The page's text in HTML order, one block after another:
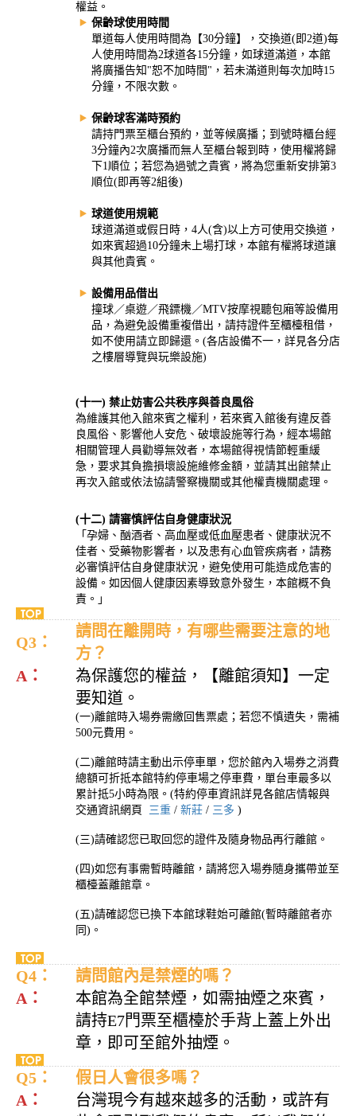
權益。
保齡球使用時間
單道每人使用時間為【30分鐘】，交換道(即2道)每
人使用時間為2球道各15分鐘，如球道滿道，本館
將廣播告知"恕不加時間"，若未滿道則每次加時15
分鐘，不限次數。
保齡球客滿時預約
請持門票至櫃台預約，並等候廣播；到號時櫃台經
3分鐘內2次廣播而無人至櫃台報到時，使用權將歸
下1順位；若您為過號之貴賓，將為您重新安排第3
順位(即再等2組後)
球道使用規範
球道滿道或假日時，4人(含)以上方可使用交換道，
如來賓超過10分鐘未上場打球，本館有權將球道讓
與其他貴賓。
設備用品借出
撞球／桌遊／飛鏢機／MTV按摩視聽包廂等設備用
品，為避免設備重複借出，請持證件至櫃檯租借，
如不使用請立即歸還。(各店設備不一，詳見各分店
之樓層導覽與玩樂設施)
(十一) 禁止妨害公共秩序與善良風俗
為維護其他入館來賓之權利，若來賓入館後有違反善
良風俗、影響他人安危、破壞設施等行為，經本場館
相關管理人員勸導無效者 ， 本場館得視情節輕重緩
急，要求其負擔損壞設施維修金額，並請其出館禁止
再次入館或依法協請警察機關或其他權責機關處理。
(十二) 請審慎評估自身健康狀況
「孕婦、酗酒者、高血壓或低血壓患者、健康狀況不
佳者、受藥物影響者，以及患有心血管疾病者，請務
必審慎評估自身健康狀況，避免使用可能造成危害的
設備。如因個人健康因素導致意外發生，本館概不負
責。」
Q3：
請問在離開時，有哪些需要注意的地
方？
A：
為保護您的權益，【離館須知】一定
要知道。
(一)離館時入場券需繳回售票處；若您不慎遺失，需補
500元費用。
(二)離館時請主動出示停車單，您於館內入場券之消費
總額可折抵本館特約停車場之停車費，單台車最多以
累計抵5小時為限。(特約停車資訊詳見各館店情報與
交通資訊網頁 三重 / 新莊 / 三多 )
(三)請確認您已取回您的證件及隨身物品再行離館。
(四)如您有事需暫時離館，請將您入場券隨身攜帶並至
櫃檯蓋離館章。
(五)請確認您已換下本館球鞋始可離館(暫時離館者亦
同)。
Q4：
請問館內是禁煙的嗎？
A：
本館為全館禁煙，如需抽煙之來賓，
請持E7門票至櫃檯於手背上蓋上外出
章，即可至館外抽煙。
Q5：
假日人會很多嗎？
A：
台灣現今有越來越多的活動，或許有